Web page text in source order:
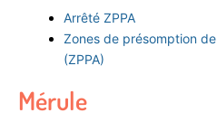
Arrêté ZPPA
Zones de présomption
(ZPPA)
Mérule